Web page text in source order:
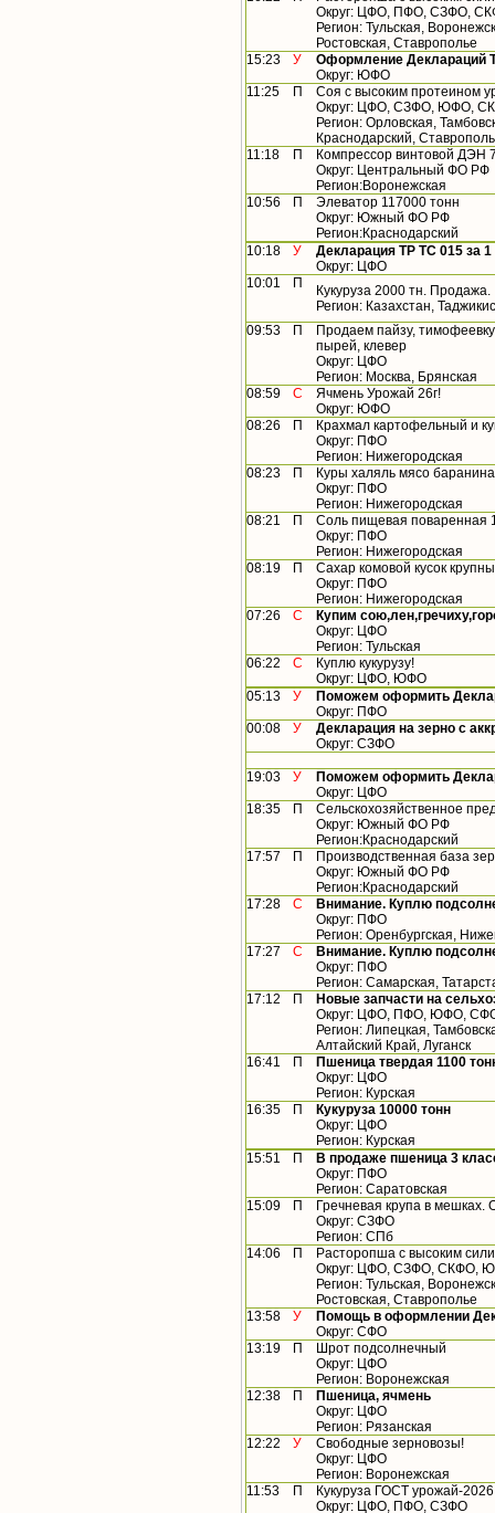
Округ: ЦФО, ПФО, СЗФО,
Регион: Тульская,
Ростовская, Ставрополье
15:23
У
Оформление Деклараций
Округ: ЮФО
11:25
П Соя с высоким протеином
Округ: ЦФО, СЗФО, ЮФО,
Регион: Орловская,
Краснодарский,
11:18
П
Компрессор винтовой ДЭН
Округ: Центральный ФО РФ
Регион:Воронежская
10:56
П Элеватор 117000 тонн
Округ: Южный ФО РФ
Регион:Краснодарский
10:18
У
Декларация ТР ТС 015 за 1
Округ: ЦФО
10:01
П
Кукуруза 2000 тн. Продажа.
Регион: Казахстан,
09:53
П
Продаем пайзу,
пырей, клевер
Округ: ЦФО
Регион: Москва, Брянская
08:59
С
Ячмень Урожай 26г!
Округ: ЮФО
08:26
П
Крахмал картофельный и
Округ: ПФО
Регион: Нижегородская
08:23
П
Куры халяль мясо
Округ: ПФО
Регион: Нижегородская
08:21
П Соль пищевая поваренная
Округ: ПФО
Регион: Нижегородская
08:19
П Сахар комовой кусок
Округ: ПФО
Регион: Нижегородская
07:26
С
Купим
Округ: ЦФО
Регион: Тульская
06:22
С
Куплю кукурузу!
Округ: ЦФО, ЮФО
05:13
У
Поможем оформить
Округ: ПФО
00:08
У
Декларация на зерно с
Округ: СЗФО
19:03 У
Поможем оформить
Округ: ЦФО
18:35
П Сельскохозяйственное
Округ: Южный ФО РФ
Регион:Краснодарский
17:57
П
Производственная база
Округ: Южный ФО РФ
Регион:Краснодарский
17:28
С
Внимание. Куплю
Округ: ПФО
Регион: Оренбургская,
17:27
С
Внимание. Куплю
Округ: ПФО
Регион: Самарская,
17:12
П
Новые запчасти на
Округ: ЦФО, ПФО, ЮФО,
Регион: Липецкая,
Алтайский Край, Луганск
16:41
П
Пшеница твердая 1100
Округ: ЦФО
Регион: Курская
16:35
П
Кукуруза 10000 тонн
Округ: ЦФО
Регион: Курская
15:51
П
В продаже пшеница 3
Округ: ПФО
Регион: Саратовская
15:09
П
Гречневая крупа в мешках.
Округ: СЗФО
Регион: СПб
14:06
П
Расторопша с высоким
Округ: ЦФО, СЗФО, СКФО,
Регион: Тульская,
Ростовская, Ставрополье
13:58
У
Помощь в оформлении
Округ: СФО
13:19
П
Шрот подсолнечный
Округ: ЦФО
Регион: Воронежская
12:38
П
Пшеница, ячмень
Округ: ЦФО
Регион: Рязанская
12:22
У
Свободные зерновозы!
Округ: ЦФО
Регион: Воронежская
11:53
П
Кукуруза ГОСТ урожай-
Округ: ЦФО, ПФО, СЗФО